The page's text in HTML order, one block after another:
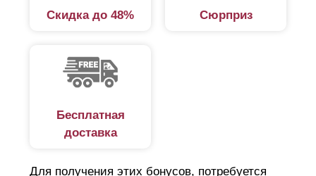
Скидка до 48% Сюрприз
Бесплатная
доставка
Для получения этих бонусов, потребуется